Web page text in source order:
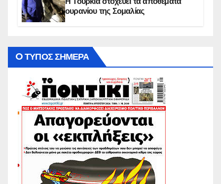
ουρανίου της Σομαλίας
O ΤΥΠΟΣ ΣΗΜΕΡΑ